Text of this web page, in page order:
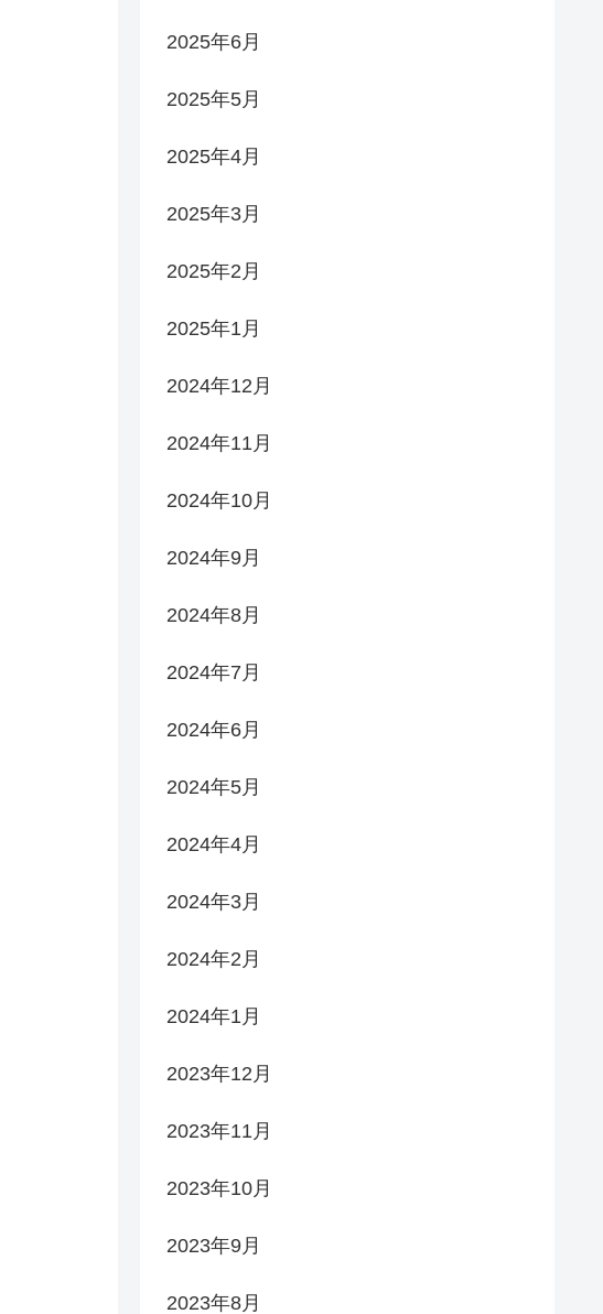
2025年6月
2025年5月
2025年4月
2025年3月
2025年2月
2025年1月
2024年12月
2024年11月
2024年10月
2024年9月
2024年8月
2024年7月
2024年6月
2024年5月
2024年4月
2024年3月
2024年2月
2024年1月
2023年12月
2023年11月
2023年10月
2023年9月
2023年8月